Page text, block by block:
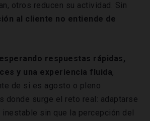
otros reducen su actividad. Sin
al cliente no entiende de
respuestas rápidas,
y una experiencia fluida,
de si es agosto o pleno
donde surge el reto real: adaptarse
sin que la percepción del